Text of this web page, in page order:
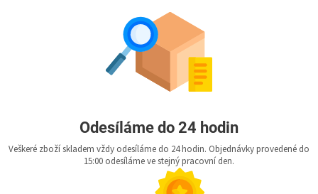
Odesíláme do 24 hodin
Veškeré zboží skladem vždy odesíláme do 24 hodin. Objednávky provedené do
15:00 odesíláme ve stejný pracovní den.